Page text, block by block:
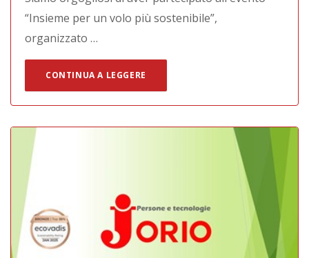
“Insieme per un volo più sostenibile”,
organizzato …
CONTINUA A LEGGERE